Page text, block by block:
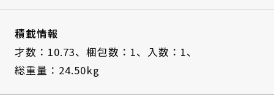
積載情報
才数：10.73、 梱包数：1、 入数：1、
総重量：24.50kg